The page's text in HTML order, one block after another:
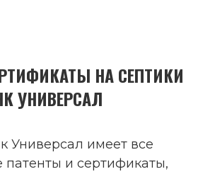
НА СЕПТИКИ
УНИВЕРСАЛ
Универсал имеет все
и сертификаты,